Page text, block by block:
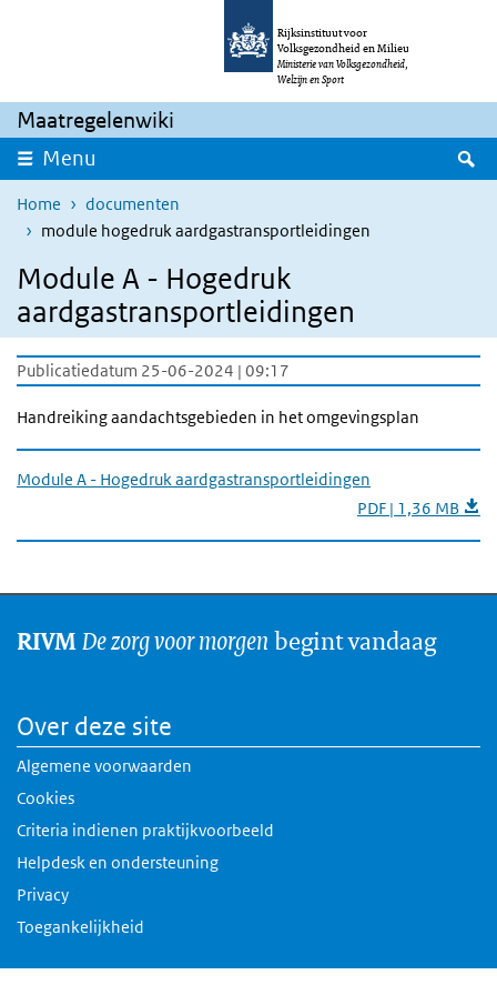
Overslaan en naar de inhoud gaan
Rijksinstituut voor
Volksgezondheid en Milieu
Ministerie van Volksgezondheid,
Welzijn en Sport
Maatregelenwiki
Menu
Home
documenten
module hogedruk aardgastransportleidingen
Module A - Hogedruk
aardgastransportleidingen
Publicatiedatum 25-06-2024 | 09:17
Handreiking aandachtsgebieden in het omgevingsplan
Module A - Hogedruk aardgastransportleidingen
PDF | 1,36 MB
RIVMDe zorg voor morgen begint vandaag
Over deze site
Algemene voorwaarden
Cookies
Criteria indienen praktijkvoorbeeld
Helpdesk en ondersteuning
Privacy
Toegankelijkheid